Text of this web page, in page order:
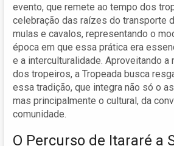
evento, que remete ao tempo dos
celebração das raízes do transporte
mulas e cavalos, representando o
época em que essa prática era
e a interculturalidade. Aproveitando a
dos tropeiros, a Tropeada busca
essa tradição, que integra não só o
mas principalmente o cultural, da
comunidade.
O Percurso de Itararé a